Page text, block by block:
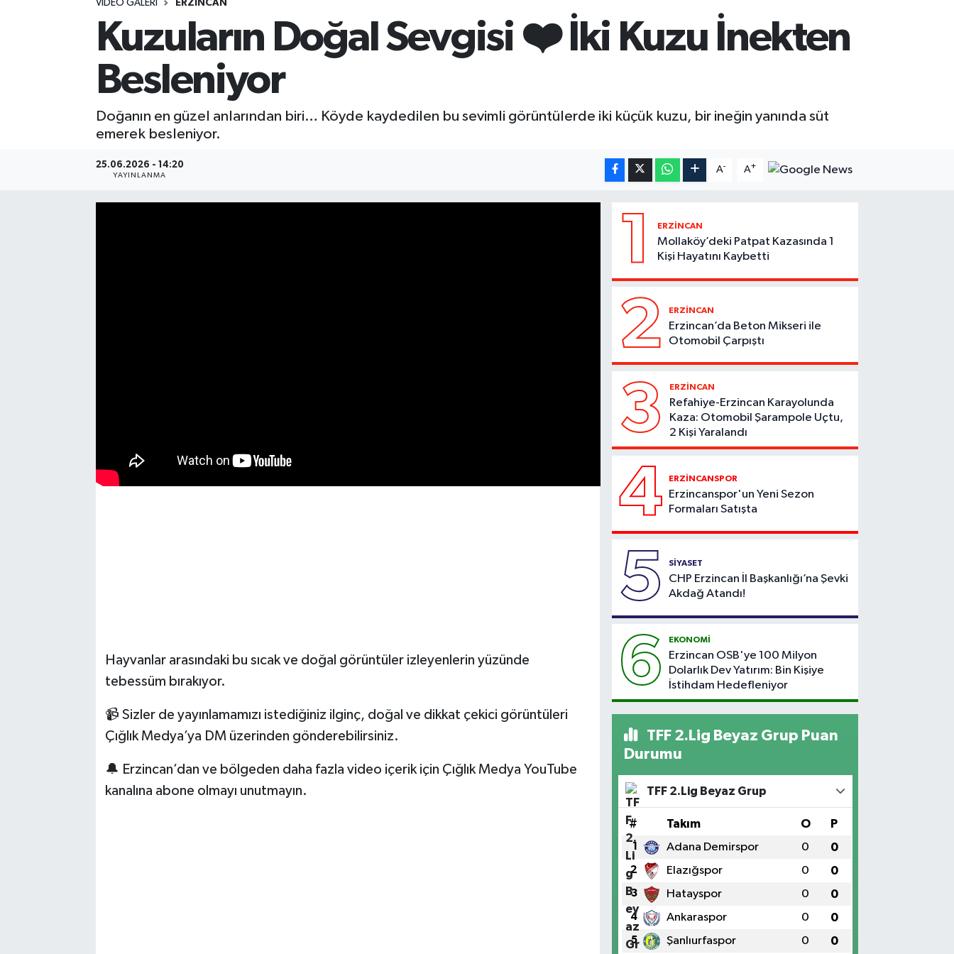
VIDEO GALERI ERZINCAN
Kuzuların Doğal Sevgisi ❤️ İki Kuzu İnekten
Besleniyor
Doğanın en güzel anlarından biri… Köyde kaydedilen bu sevimli görüntülerde iki küçük kuzu, bir ineğin yanında süt
emerek besleniyor.
25.06.2026 - 14:20
YAYINLANMA
A- A+
Hayvanlar arasındaki bu sıcak ve doğal görüntüler izleyenlerin yüzünde
tebessüm bırakıyor.
📹 Sizler de yayınlamamızı istediğiniz ilginç, doğal ve dikkat çekici görüntüleri
Çığlık Medya’ya DM üzerinden gönderebilirsiniz.
🔔 Erzincan’dan ve bölgeden daha fazla video içerik için Çığlık Medya YouTube
kanalına abone olmayı unutmayın.
1 ERZİNCAN
Mollaköy’deki Patpat Kazasında 1
Kişi Hayatını Kaybetti
2 ERZİNCAN
Erzincan’da Beton Mikseri ile
Otomobil Çarpıştı
3 ERZİNCAN
Refahiye-Erzincan Karayolunda
Kaza: Otomobil Şarampole Uçtu,
2 Kişi Yaralandı
4 ERZİNCANSPOR
Erzincanspor'un Yeni Sezon
Formaları Satışta
5 SİYASET
CHP Erzincan İl Başkanlığı’na Şevki
Akdağ Atandı!
6 EKONOMİ
Erzincan OSB'ye 100 Milyon
Dolarlık Dev Yatırım: Bin Kişiye
İstihdam Hedefleniyor
TFF 2.Lig Beyaz Grup Puan
Durumu
TFF 2.Lig Beyaz Grup
# Takım O P
1 Adana Demirspor 0 0
2 Elazığspor 0 0
3 Hatayspor 0 0
4 Ankaraspor 0 0
5 Şanlıurfaspor 0 0